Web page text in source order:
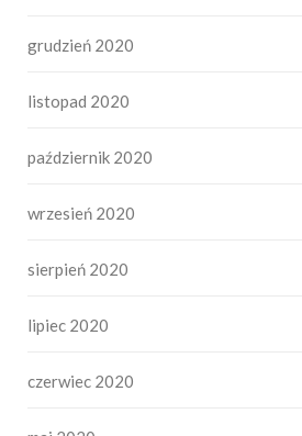
grudzień 2020
listopad 2020
październik 2020
wrzesień 2020
sierpień 2020
lipiec 2020
czerwiec 2020